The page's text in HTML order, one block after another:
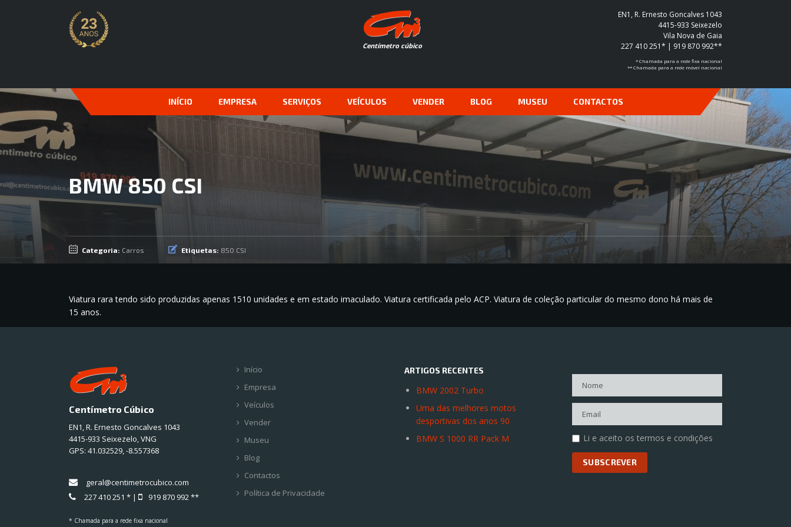
Centímetro cúbico
EN1, R. Ernesto Goncalves 1043
4415-933 Seixezelo
Vila Nova de Gaia
227 410 251* | 919 870 992**
* Chamada para a rede fixa nacional
** Chamada para a rede móvel nacional
INÍCIO EMPRESA SERVIÇOS VEÍCULOS VENDER BLOG MUSEU CONTACTOS
BMW 850 CSI
Categoria: Carros Etiquetas: 850 CSI
Viatura rara tendo sido produzidas apenas 1510 unidades e em estado imaculado. Viatura certificada pelo ACP. Viatura de coleção particular do mesmo dono há mais de
15 anos.
Centímetro Cúbico
EN1, R. Ernesto Goncalves 1043
4415-933 Seixezelo, VNG
GPS: 41.032529, -8.557368
geral@centimetrocubico.com
227 410 251 * |
919 870 992 **
* Chamada para a rede fixa nacional
Início
Empresa
Veículos
Vender
Museu
Blog
Contactos
Política de Privacidade
ARTIGOS RECENTES
BMW 2002 Turbo
Uma das melhores motos
desportivas dos anos 90
BMW S 1000 RR Pack M
Li e aceito os termos e condições